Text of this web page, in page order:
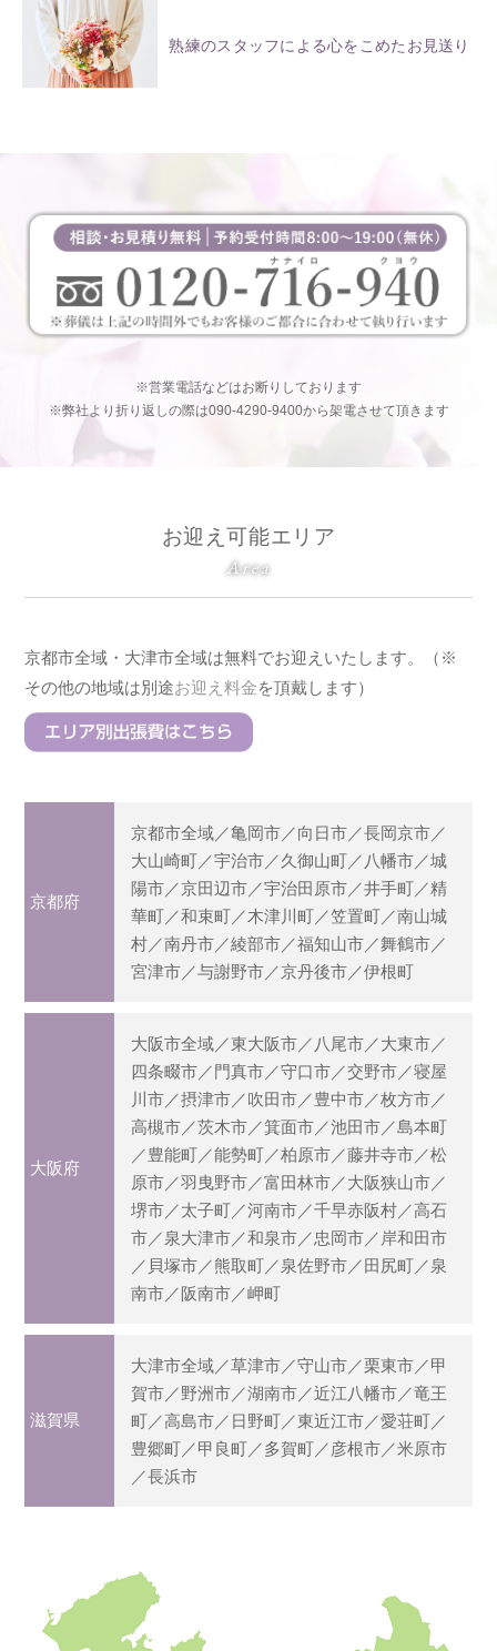
熟練のスタッフによる心をこめたお見送り
※営業電話などはお断りしております
※弊社より折り返しの際は090-4290-9400から架電させて頂きます
お迎え可能エリア
Area
京都市全域・大津市全域は無料でお迎えいたします。（※
その他の地域は別途お迎え料金を頂戴します）
京都府
京都市全域／亀岡市／向日市／長岡京市／
大山崎町／宇治市／久御山町／八幡市／城
陽市／京田辺市／宇治田原市／井手町／精
華町／和束町／木津川町／笠置町／南山城
村／南丹市／綾部市／福知山市／舞鶴市／
宮津市／与謝野市／京丹後市／伊根町
大阪府
大阪市全域／東大阪市／八尾市／大東市／
四条畷市／門真市／守口市／交野市／寝屋
川市／摂津市／吹田市／豊中市／枚方市／
高槻市／茨木市／箕面市／池田市／島本町
／豊能町／能勢町／柏原市／藤井寺市／松
原市／羽曳野市／富田林市／大阪狭山市／
堺市／太子町／河南市／千早赤阪村／高石
市／泉大津市／和泉市／忠岡市／岸和田市
／貝塚市／熊取町／泉佐野市／田尻町／泉
南市／阪南市／岬町
滋賀県
大津市全域／草津市／守山市／栗東市／甲
賀市／野洲市／湖南市／近江八幡市／竜王
町／高島市／日野町／東近江市／愛荘町／
豊郷町／甲良町／多賀町／彦根市／米原市
／長浜市